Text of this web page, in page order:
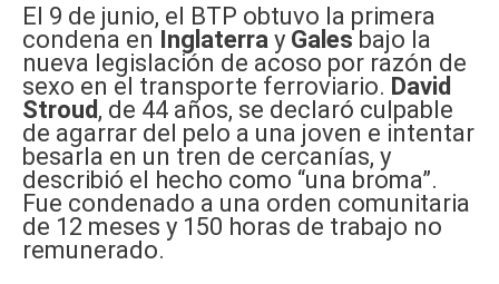
El 9 de junio, el BTP obtuvo la primera
condena en Inglaterra y Galesbajo la
nueva legislación de acoso por razón de
sexo en el transporte ferroviario. David
Stroud , de 44 años, se declaró culpable
de agarrar del pelo a una joven e intentar
besarla en un tren de cercanías, y
describió el hecho como “una broma”.
Fue condenado a una orden comunitaria
de 12 meses y 150 horas de trabajo no
remunerado.